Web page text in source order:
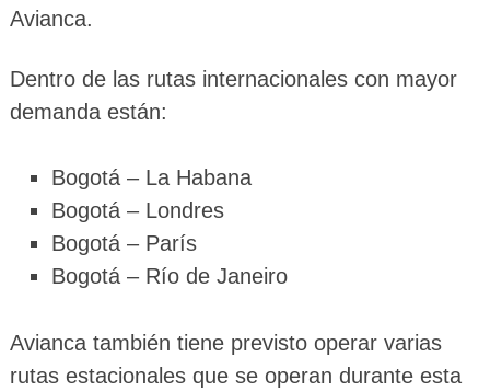
Avianca.
Dentro de las rutas internacionales con mayor
demanda están:
Bogotá – La Habana
Bogotá – Londres
Bogotá – París
Bogotá – Río de Janeiro
Avianca también tiene previsto operar varias
rutas estacionales que se operan durante esta